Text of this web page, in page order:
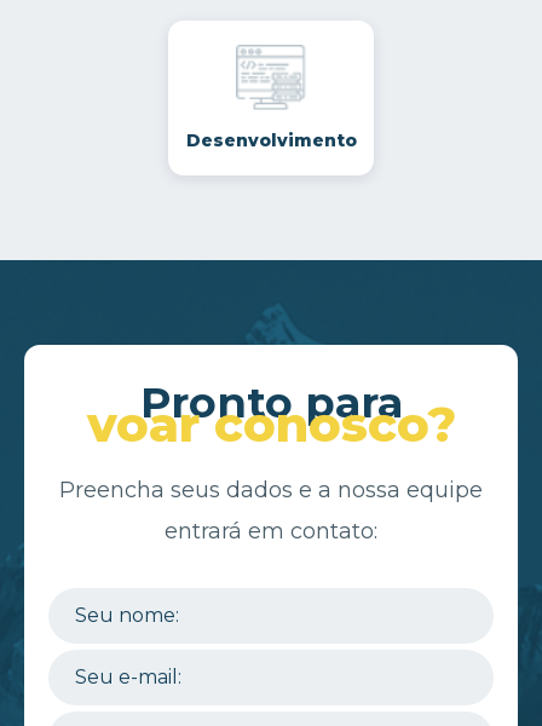
Desenvolvimento
Pronto para
voar conosco?
Preencha seus dados e a nossa equipe
entrará em contato: